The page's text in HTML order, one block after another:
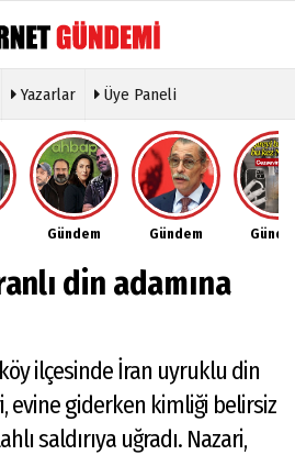
Köşe
Yazarları
Video
Galeri
Foto
Etkinlikler
Künye
İletişim
Çerez
Politikası
Yazarlar Üye Paneli
Gündem Gündem
din adamına
ilçesinde İran uyruklu din
evine giderken kimliği belirsiz
saldırıya uğradı. Nazari,